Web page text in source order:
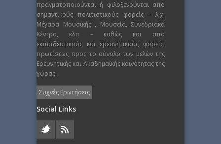
πραγματοποιούνται ή φιλοξενούνται από
σημαντικούς πολιτιστικούς φορείς – λ.χ.
Μέγαρα Μουσικής , Μουσεία, Συνεδριακά
Κέντρα, κλπ – καθώς και από
εκπαιδευτικούς και ερευνητικούς φορείς,
πρωτίστως προς το σύνολο των μελών της
Ερευνητικής και Ακαδημαϊκής κοινότητας της
χώρας.
Συχνές Ερωτήσεις
Social Links